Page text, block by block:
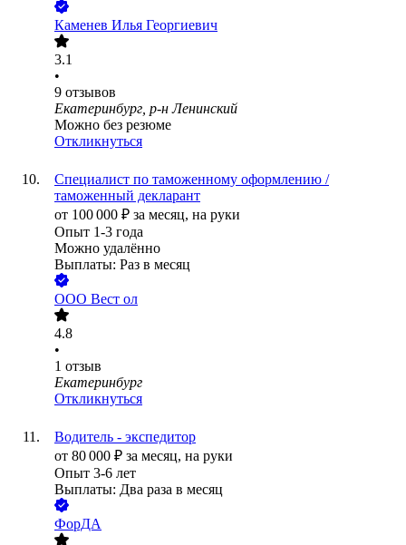
Каменев Илья Георгиевич
3.1
•
9 отзывов
Екатеринбург, р-н Ленинский
Можно без резюме
Откликнуться
Специалист по таможенному оформлению /
таможенный декларант
от 100 000 ₽ за месяц, на руки
Опыт 1-3 года
Можно удалённо
Выплаты: Раз в месяц
ООО Вест ол
4.8
•
1 отзыв
Екатеринбург
Откликнуться
Водитель - экспедитор
от 80 000 ₽ за месяц, на руки
Опыт 3-6 лет
Выплаты: Два раза в месяц
ФорДА